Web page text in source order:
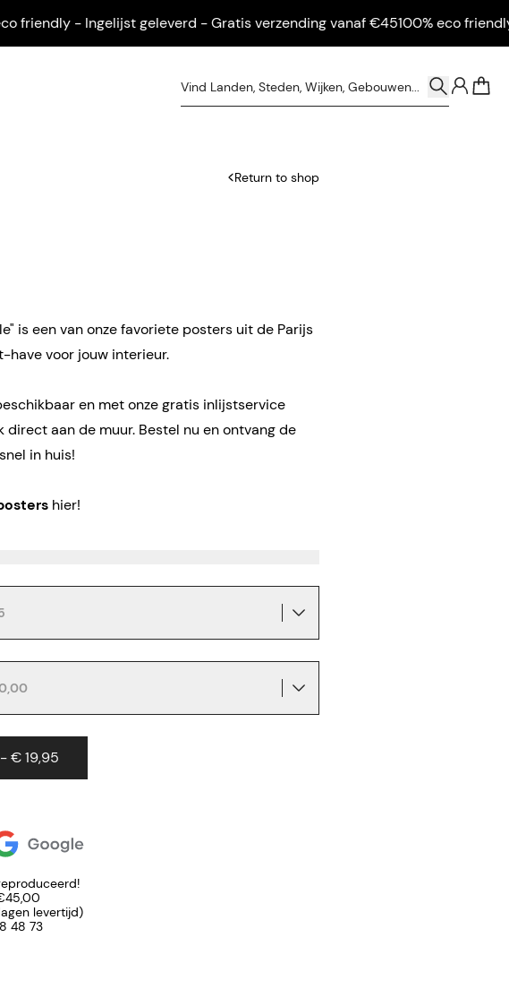
- Ingelijst geleverd - Gratis verzending vanaf €45100% eco friendly -
Return to shop
is een van onze favoriete posters uit de Parijs
have voor jouw interieur.
en met onze gratis inlijstservice
direct aan de muur. Bestel nu en ontvang de
in huis!
hier!
€ 19,95
levertijd)
48 73